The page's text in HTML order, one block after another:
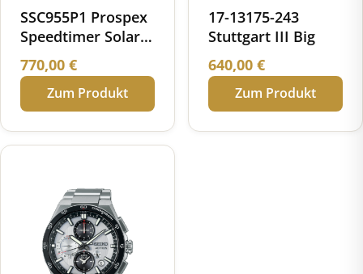
SSC955P1 Prospex
Speedtimer Solar
Chronograph
World Athletics
Championships
Tokyo 25 Limited
Edition
770,00 €
Zum Produkt
17-13175-243
Stuttgart III Big
640,00 €
Zum Produkt